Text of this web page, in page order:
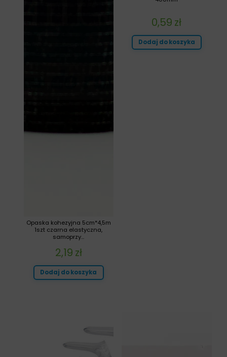
0,59 zł
Dodaj do koszyka
Opaska kohezyjna 5cm*4,5m
1szt czarna elastyczna,
samoprzy...
2,19 zł
Dodaj do koszyka